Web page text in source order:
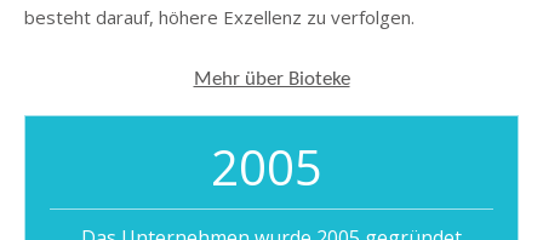
besteht darauf, höhere Exzellenz zu verfolgen.
Mehr über Bioteke
2005